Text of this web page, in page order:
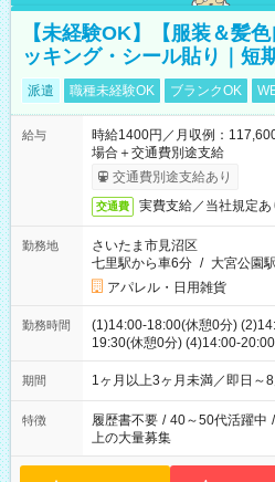
【未経験OK】【服装＆髪
ッキング・シール貼り｜短
派遣 職種未経験OK ブランクOK
給与
時給1400円／月収例：
場合＋交通費別途支給
交通費別途支給あり
交通費 実費支給／当社規定あ
勤務地
さいたま市見沼区
七里駅から車6分 / 大宮公園駅
アパレル・日用雑貨
勤務時間
(1)14:00-18:00(休憩0分)
19:30(休憩0分) (4)14:00-
ます
期間 1ヶ月以上3ヶ月未満／即日～
特徴 履歴書不要 / 40～50代活躍中 /
上の大量募集